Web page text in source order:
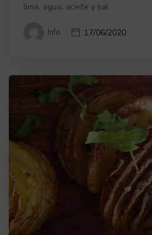
lima, agua, aceite y sal
Info 17/06/2020